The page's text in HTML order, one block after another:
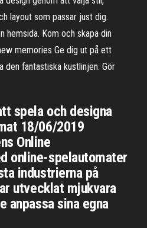
layout som passar just dig.
hemsida. Kom och skapa din
memories Ge dig ut på ett
den fantastiska kustlinjen. Gör
spela och designa
18/06/2019
Online
online-spelautomater
industrierna på
utvecklat mjukvara
anpassa sina egna